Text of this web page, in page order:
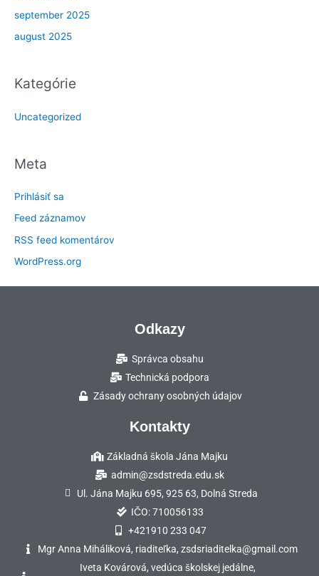
september 2025
august 2025
Kategórie
Uncategorized
Meta
Prihlásiť sa
Feed záznamov
RSS feed komentárov
WordPress.org
Odkazy
Správca obsahu
Technická podpora
Zásady ochrany osobných údajov
Kontakty
Základná škola Jána Majku
admin@zsdstreda.edu.sk
Ul. Jána Majku 695, 925 63, Dolná Streda
IČO: 710056133
+421910 233 047
Mgr Anna Miháliková, riaditeľka, zsdsriaditelka@gmail.com
Iveta Kovárová, vedúca školskej jedálne,